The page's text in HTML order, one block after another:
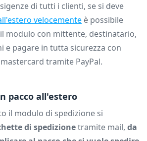
di tutti i clienti, se si deve
velocemente è possibile
modulo con mittente, destinatario,
e pagare in tutta sicurezza con
tramite PayPal.
pacco all'estero
il modulo di spedizione si
di spedizionetramite mail, da